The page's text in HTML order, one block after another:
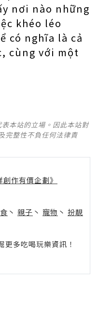
nơi nào những
khéo léo
có nghĩa là cả
cùng với một
本站的立場。因此本站對
完整性不負任何法律責
作有價企劃》
丶 親子 丶 寵物 丶 扮靚
多吃喝玩樂資訊！